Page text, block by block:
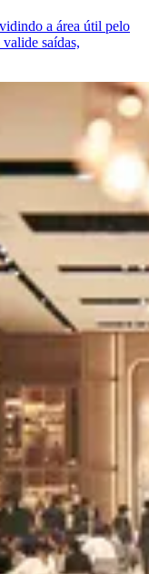
a área útil pelo
saídas,